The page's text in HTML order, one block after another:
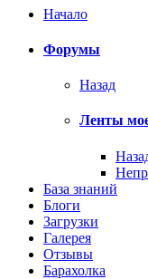
Начало
Форумы
Назад
Ленты
База знаний
Блоги
Загрузки
Галерея
Отзывы
Барахолка